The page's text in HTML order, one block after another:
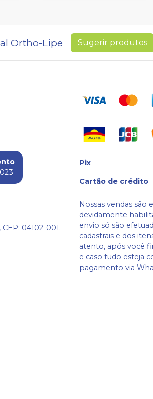
Ortho-Lipe Sugerir produtos
04102-001.
Pix
Cartão de crédito
Nossas vendas são
devidamente
envio só são
cadastrais e dos
atento, após você
e caso tudo esteja
pagamento via